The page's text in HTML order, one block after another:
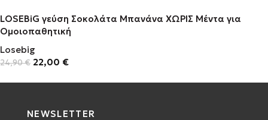
LOSEBiG γεύση Σοκολάτα Μπανάνα ΧΩΡΙΣ Μέντα για
Ομοιοπαθητική
Losebig
24,90€ 22,00 €
NEWSLETTER